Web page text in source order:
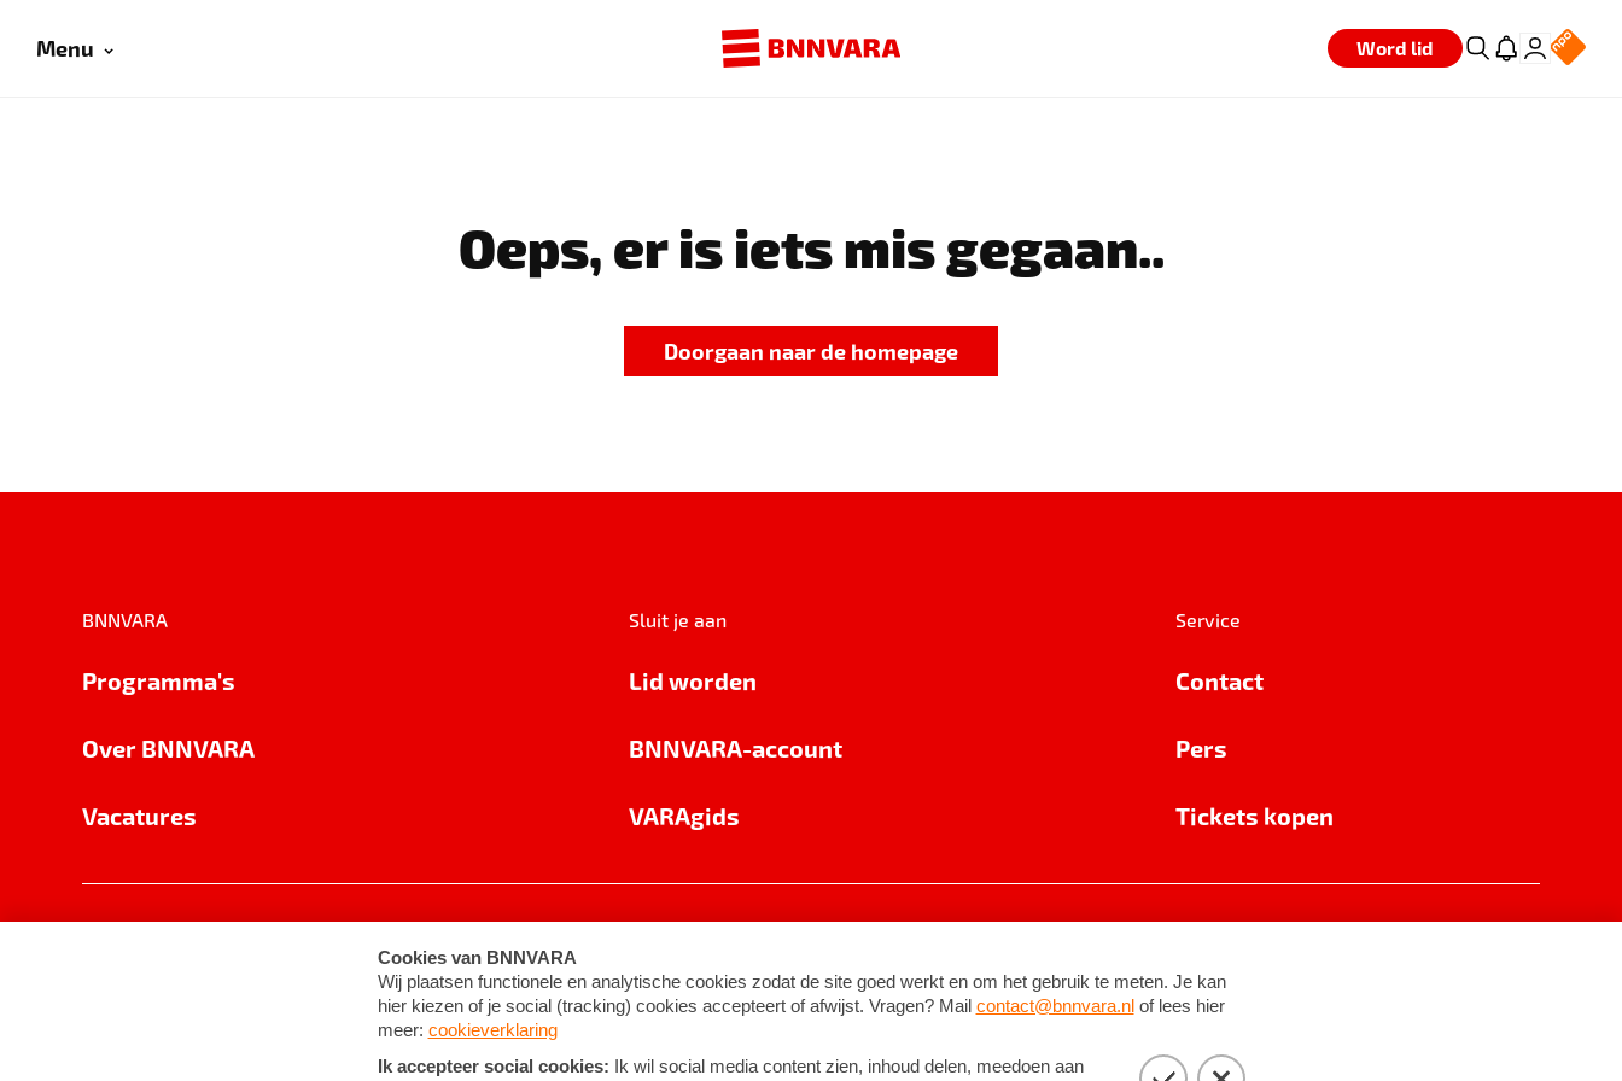
Menu Word lid
Oeps, er is iets mis gegaan..
Doorgaan naar de homepage
BNNVARA
Programma's
Over BNNVARA
Vacatures
Sluit je aan
Lid worden
BNNVARA-account
VARAgids
Service
Contact
Pers
Tickets kopen
Cookie-instellingen Algemene voorwaarden ©2026BNNVARA